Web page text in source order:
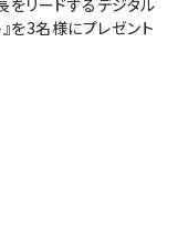
を3名様にプレゼント